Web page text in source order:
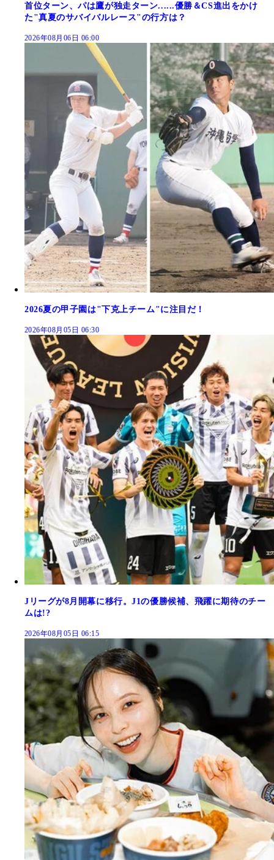
首位ターン、パは鷹が独走ターン......優勝＆CS進出をかけ
た"真夏のサバイバルレース"の行方は？
2026年08月06日 06:00
2026夏の甲子園は"下克上チーム"に注目だ！
2026年08月05日 06:30
Jリーグが8月開幕に移行。J1の優勝候補、飛躍に期待のチー
ムは!?
2026年08月05日 06:15